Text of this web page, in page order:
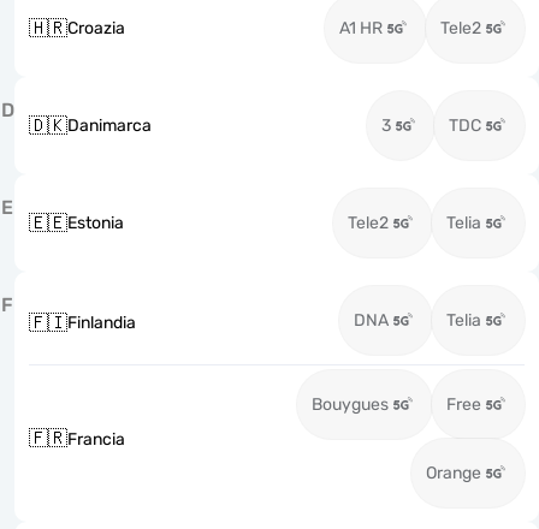
🇭🇷Croazia A1 HR Tele2
D
🇩🇰Danimarca 3 TDC
E
🇪🇪Estonia Tele2 Telia
F
🇫🇮Finlandia DNA Telia
🇫🇷Francia
Bouygues Free
Orange